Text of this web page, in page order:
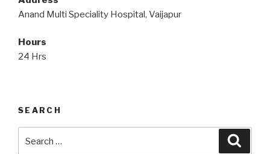
Anand Multi Speciality Hospital, Vaijapur
Hours
24 Hrs
SEARCH